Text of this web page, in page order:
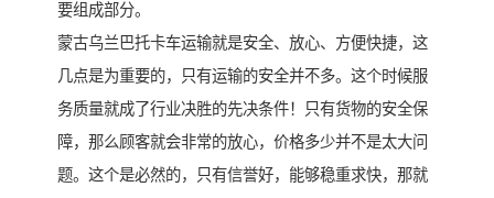
要组成部分。
蒙古乌兰巴托卡车运输就是安全、放心、方便快捷，这
几点是为重要的，只有运输的安全并不多。这个时候服
务质量就成了行业决胜的先决条件！只有货物的安全保
障，那么顾客就会非常的放心，价格多少并不是太大问
题。这个是必然的，只有信誉好，能够稳重求快，那就